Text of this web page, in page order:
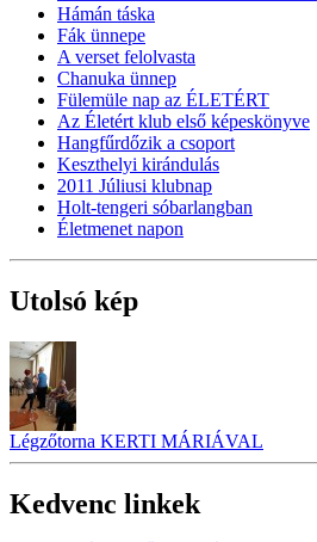
Hámán táska
Fák ünnepe
A verset felolvasta
Chanuka ünnep
Fülemüle nap az ÉLETÉRT
Az Életért klub első képeskönyve
Hangfűrdőzik a csoport
Keszthelyi kirándulás
2011 Júliusi klubnap
Holt-tengeri sóbarlangban
Életmenet napon
Utolsó kép
Légzőtorna KERTI MÁRIÁVAL
Kedvenc linkek